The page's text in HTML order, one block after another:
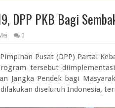
DPP PKB Bagi
0
Pusat (DPP) Partai
tersebut
Jangka Pendek bagi
diseluruh Indonesia,